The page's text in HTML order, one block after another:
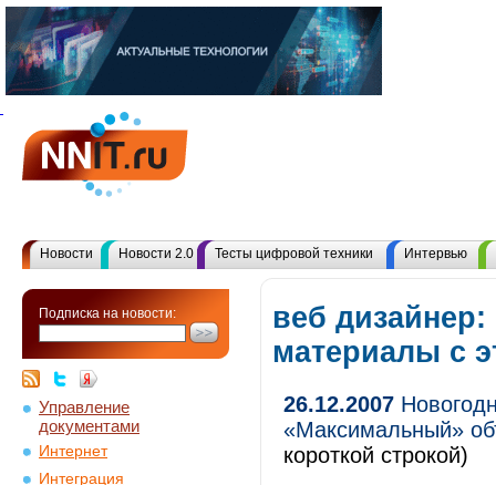
Новости Новости 2.0 Тесты цифровой техники Интервью
Подписка на новости:
Управление
документами
Интернет
Интеграция
веб дизайнер:
материалы с
26.12.2007
«Максимальный»
короткой строкой)